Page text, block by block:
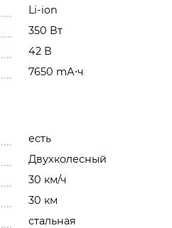
Li-ion
350 Вт
42 В
7650 mА⋅ч
есть
Двухколесный
30 км/ч
30 км
стальная